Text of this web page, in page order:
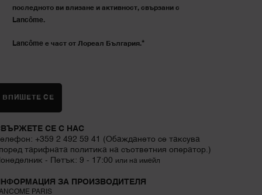
последното ви влизане и активност, свързани с
Lancôme.
Lancôme е част от Лореал България.*
ВПИШЕТЕ СЕ
СЕ С НАС
+359 2 492 59 41 (Обаждането се таксува
тарифната политика на съответния оператор.)
- Петък: 9 - 17:00 или на имейл
ЗА ПРОИЗВОДИТЕЛЯ
PARIS